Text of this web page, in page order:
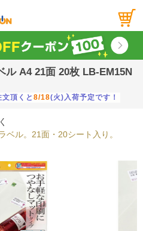
ル A4 21面 20枚 LB-EM15N
頂くと 8/18(火)入荷予定です！
ベル。21面・20シート入り。